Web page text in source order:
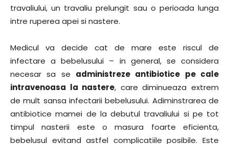
travaliului, un travaliu prelungit sau o perioada lunga
intre ruperea apei si nastere.
Medicul va decide cat de mare este riscul de
infectare a bebelusului – in general, se considera
necesar sa se administreze antibiotice pe cale
intravenoasa la nastere, care diminueaza extrem
de mult sansa infectarii bebelusului. Adiminstrarea de
antibiotice mamei de la debutul travaliului si pe tot
timpul nasterii este o masura foarte eficienta,
bebelusul evitand astfel complicatiile posibile. Este